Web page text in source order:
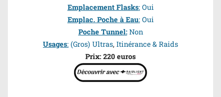
Emplacement Flasks:Oui
Emplac. Poche à Eau:Oui
Poche Tunnel: Non
Usages: (Gros) Ultras, Itinérance & Raids
Prix: 220 euros